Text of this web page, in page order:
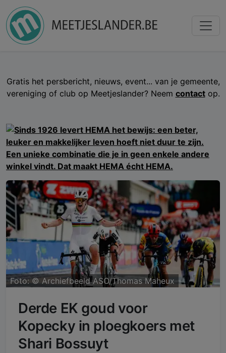
Gratis het persbericht, nieuws, event... van je gemeente,
vereniging of club op Meetjeslander? Neem contactop.
Foto: © Archiefbeeld ASO/Thomas Maheux
Derde EK goud voor
Kopecky in ploegkoers met
Shari Bossuyt